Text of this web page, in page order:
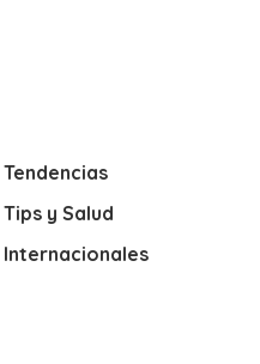
Tendencias
Tips y Salud
Internacionales